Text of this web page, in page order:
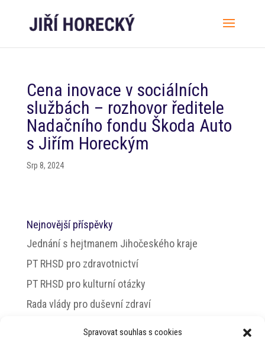
Spravovat souhlas s cookies
Cena inovace v sociálních
službách – rozhovor ředitele
Nadačního fondu Škoda Auto
s Jiřím Horeckým
Srp 8, 2024
Nejnovější příspěvky
Jednání s hejtmanem Jihočeského kraje
PT RHSD pro zdravotnictví
PT RHSD pro kulturní otázky
Rada vlády pro duševní zdraví